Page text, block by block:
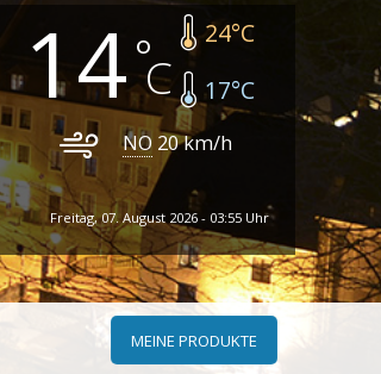
14 24°C
17°C
NO 20km/h
Freitag, 07. August 2026 - 03:55 Uhr
MEINE PRODUKTE